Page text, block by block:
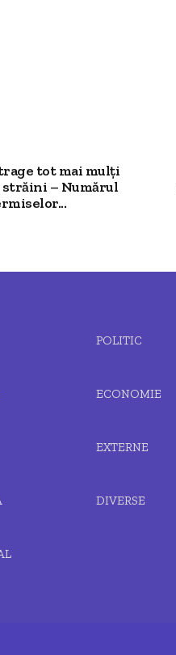
tot mai mulți
– Numărul
POLITIC
ECONOMIE
EXTERNE
DIVERSE